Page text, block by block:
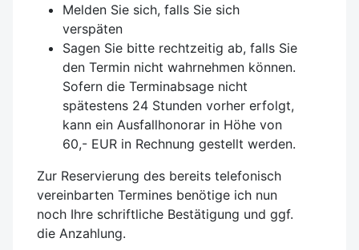
Melden Sie sich, falls Sie sich
verspäten
Sagen Sie bitte rechtzeitig ab, falls Sie
den Termin nicht wahrnehmen können.
Sofern die Terminabsage nicht
spätestens 24 Stunden vorher erfolgt,
kann ein Ausfallhonorar in Höhe von
60,- EUR in Rechnung gestellt werden.
Zur Reservierung des bereits telefonisch
vereinbarten Termines benötige ich nun
noch Ihre schriftliche Bestätigung und ggf.
die Anzahlung.